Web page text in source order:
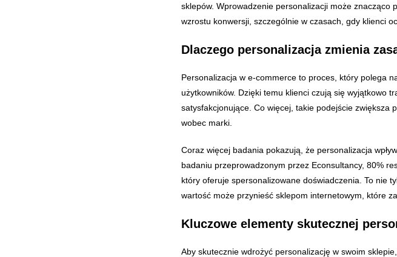
sklepów. Wprowadzenie personalizacji może znacząco
wzrostu konwersji, szczególnie w czasach, gdy klienci
Dlaczego personalizacja zmienia
Personalizacja w e-commerce to proces, który polega
użytkowników. Dzięki temu klienci czują się wyjątkowo
satysfakcjonujące. Co więcej, takie podejście zwiększa
wobec marki.
Coraz więcej badania pokazują, że personalizacja
badaniu przeprowadzonym przez Econsultancy, 80%
który oferuje spersonalizowane doświadczenia. To nie
wartość może przynieść sklepom internetowym, które
Kluczowe elementy skutecznej
Aby skutecznie wdrożyć personalizację w swoim